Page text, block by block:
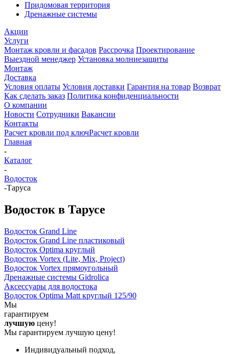
Придомовая территория
Дренажные системы
Акции
Услуги
Монтаж кровли и фасадов Рассрочка Проектирование
Выездной менеджер Установка молниезащиты
Монтаж
Доставка
Условия оплаты Условия доставки Гарантия на товар Возврат
Как сделать заказ Политика конфиденциальности
О компании
Новости Сотрудники Вакансии
Контакты
Расчет кровли под ключРасчет кровли
Главная
-
Каталог
-
Водосток
-Таруса
Водосток в Тарусе
Водосток Grand Line
Водосток Grand Line пластиковый
Водосток Optima круглый
Водосток Vortex (Lite, Mix, Project)
Водосток Vortex прямоугольный
Дренажные системы Gidrolica
Аксессуары для водостока
Водосток Optima Matt круглый 125/90
Мы
гарантируем
лучшую цену!
Мы гарантируем лучшую цену!
Индивидуальный подход,